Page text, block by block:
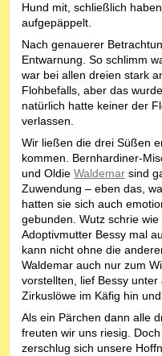
Hund mit, schließlich
aufgepäppelt.
Nach genauerer
Entwarnung. So schlimm
war bei allen dreien stark
Flohbefalls, aber das
natürlich hatte keiner der
verlassen.
Wir ließen die drei Süßen
kommen. Bernhardiner-
und Oldie Waldemar sind
Zuwendung – eben das,
hatten sie sich auch
gebunden. Wutz schrie
Adoptivmutter Bessy mal
kann nicht ohne die
Waldemar auch nur zum
vorstellten, lief Bessy
Zirkuslöwe im Käfig hin und
Als ein Pärchen dann alle
freuten wir uns riesig.
zerschlug sich unsere